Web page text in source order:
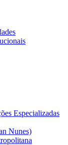
Especializadas
Nunes)